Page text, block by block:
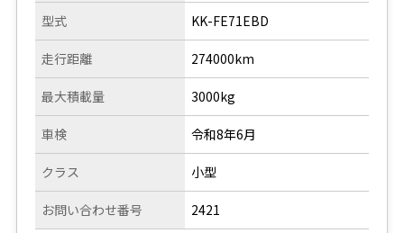
型式
走行距離
KK-FE71EBD
274000km
最大積載量
車検
クラス
お問い合わせ番号
3000kg
令和8年6月
小型
2421